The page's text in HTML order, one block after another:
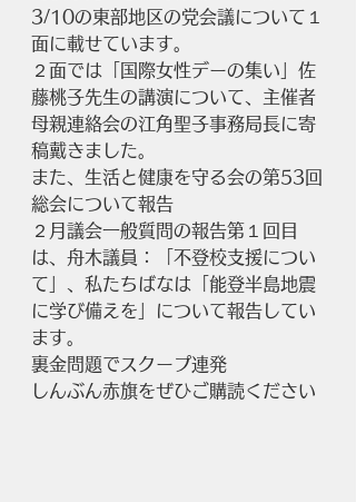
3/10の東部地区の党会議について１
面に載せています。
２面では「国際女性デーの集い」佐
藤桃子先生の講演について、主催者
母親連絡会の江角聖子事務局長に寄
稿戴きました。
また、生活と健康を守る会の第53回
総会について報告
２月議会一般質問の報告第１回目
は、舟木議員：「不登校支援につい
て」、私たちばなは「能登半島地震
に学び備えを」について報告してい
ます。
裏金問題でスクープ連発
しんぶん赤旗をぜひご購読ください